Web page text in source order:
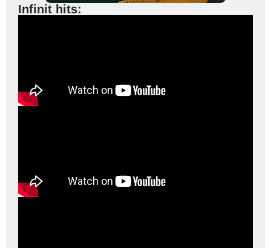
Infinit hits: